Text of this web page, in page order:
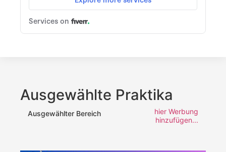
Ausgewählte Praktika
Ausgewählter Bereich
hier Werbung
hinzufügen...